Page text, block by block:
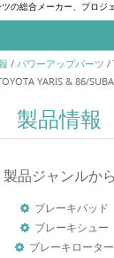
の総合メーカー、プロジ
/ パワーアップパーツ /
YARIS & 86/
製品情報
製品ジャンルか
ブレーキパッド
ブレーキシュー
ブレーキローター